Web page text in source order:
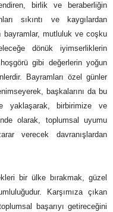
birlik ve beraberliğin
sıkıntı ve kaygılardan
bayramlar, mutluluk ve coşku
dönük iyimserliklerin
gibi değerlerin yoğun
Bayramları özel günler
başkalarını da bu
yaklaşarak, birbirimize ve
olarak, toplumsal uyumu
verecek davranışlardan
bir ülke bırakmak, güzel
Karşımıza çıkan
başarıyı getireceğini